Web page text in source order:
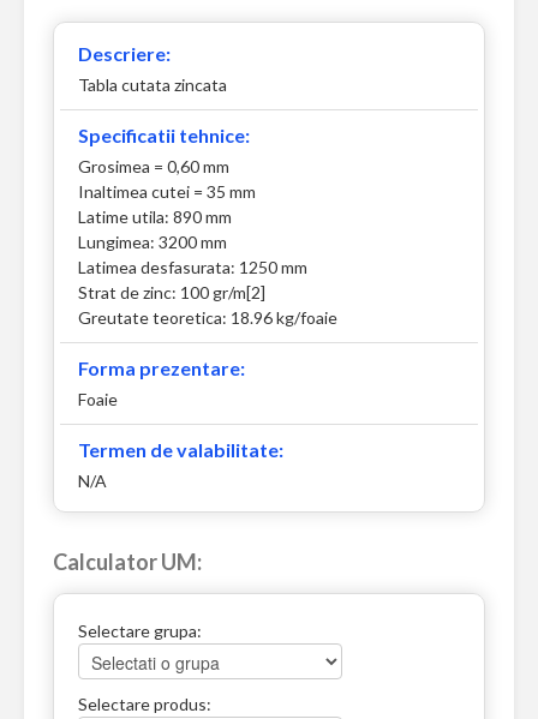
Descriere:
Tabla cutata zincata
Specificatii tehnice:
Grosimea = 0,60 mm
Inaltimea cutei = 35 mm
Latime utila: 890 mm
Lungimea: 3200 mm
Latimea desfasurata: 1250 mm
Strat de zinc: 100 gr/m[2]
Greutate teoretica: 18.96 kg/foaie
Forma prezentare:
Foaie
Termen de valabilitate:
N/A
Calculator UM:
Selectare grupa:
Selectare produs: